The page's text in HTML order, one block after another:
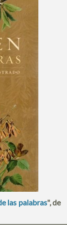
las palabras", de